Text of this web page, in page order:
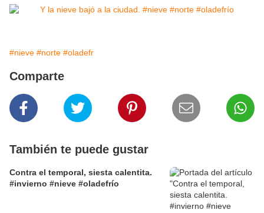
#nieve #norte #oladefr
Comparte
También te puede gustar
Contra el temporal, siesta calentita.
#invierno #nieve #oladefrío